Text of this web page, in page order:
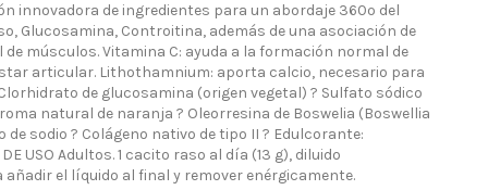
innovadora de ingredientes para un abordaje 360º del
Glucosamina, Controitina, además de una asociación de
músculos. Vitamina C: ayuda a la formación normal de
articular. Lithothamnium: aporta calcio, necesario para
de glucosamina (origen vegetal) ? Sulfato sódico
natural de naranja ? Oleorresina de Boswelia (Boswellia
sodio ? Colágeno nativo de tipo II ? Edulcorante:
USO Adultos. 1 cacito raso al día (13 g), diluido
el líquido al final y remover enérgicamente.